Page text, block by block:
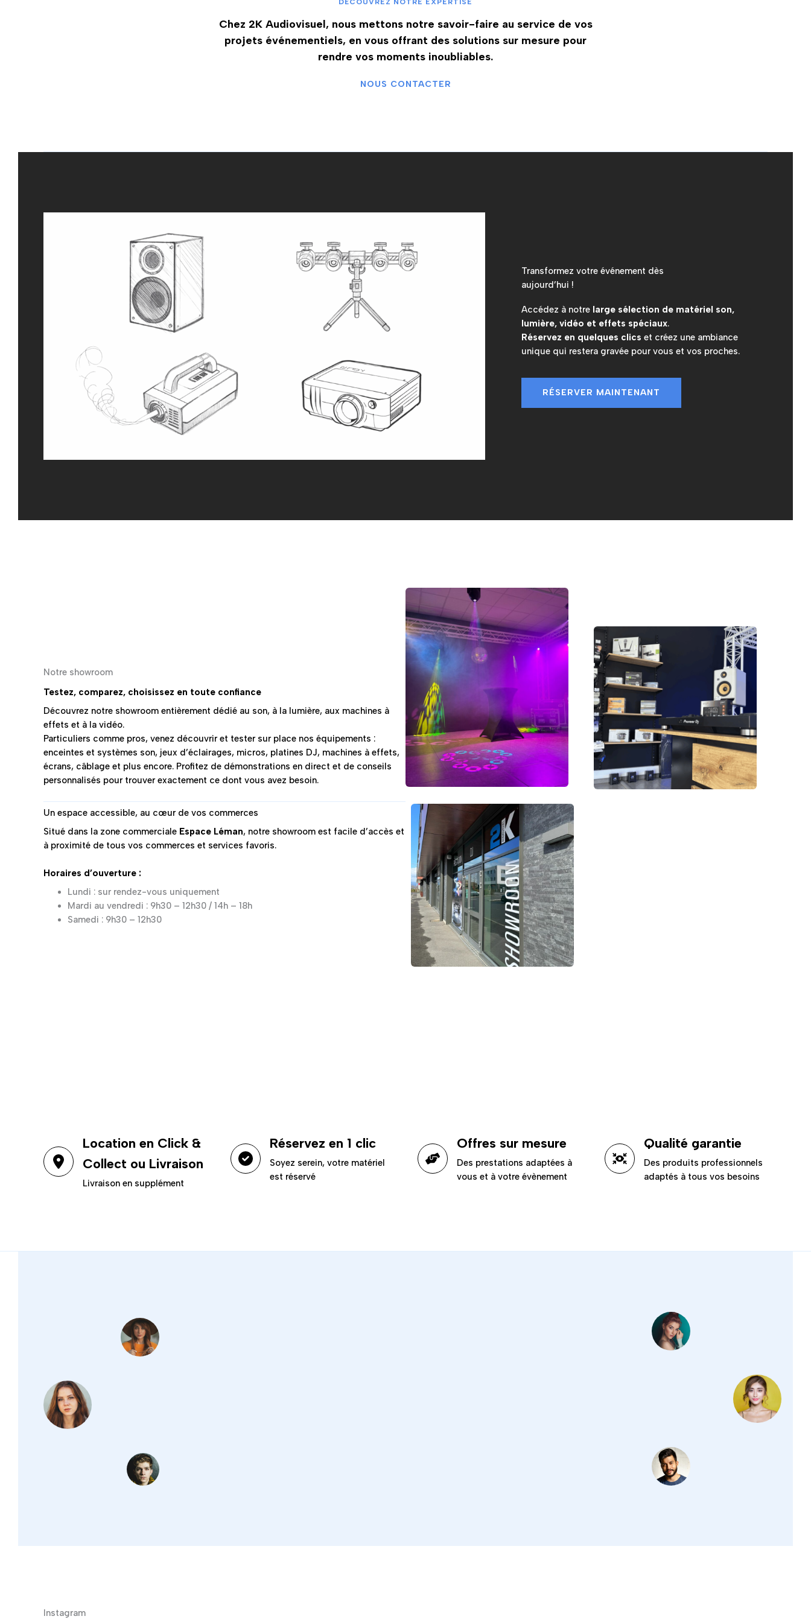
DÉCOUVREZ NOTRE EXPERTISE
Chez 2K Audiovisuel, nous mettons notre savoir-faire au service de vos
projets événementiels, en vous offrant des solutions sur mesure pour
rendre vos moments inoubliables.
NOUS CONTACTER
Transformez votre événement dès
aujourd’hui !
Accédez à notre large sélection de matériel son,
lumière, vidéo et effets spéciaux.
Réservez en quelques clics et créez une ambiance
unique qui restera gravée pour vous et vos proches.
RÉSERVER MAINTENANT
Notre showroom
Testez, comparez, choisissez en toute confiance
Découvrez notre showroom entièrement dédié au son, à la lumière, aux machines à
effets et à la vidéo.
Particuliers comme pros, venez découvrir et tester sur place nos équipements :
enceintes et systèmes son, jeux d’éclairages, micros, platines DJ, machines à effets,
écrans, câblage et plus encore. Profitez de démonstrations en direct et de conseils
personnalisés pour trouver exactement ce dont vous avez besoin.
Un espace accessible, au cœur de vos commerces
Situé dans la zone commerciale Espace Léman, notre showroom est facile d’accès et
à proximité de tous vos commerces et services favoris.
Horaires d’ouverture :
Lundi : sur rendez-vous uniquement
Mardi au vendredi : 9h30 – 12h30 / 14h – 18h
Samedi : 9h30 – 12h30
Location en Click &
Collect ou Livraison
Livraison en supplément
Réservez en 1 clic
Soyez serein, votre matériel
est réservé
Offres sur mesure
Des prestations adaptées à
vous et à votre évènement
Qualité garantie
Des produits professionnels
adaptés à tous vos besoins
Instagram